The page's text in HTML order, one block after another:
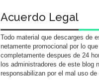
Acuerdo Legal
Todo material que descarges de
netamente promocional por lo
completamente despues de 24
los administradores de este blog
responsabilizan por el mal uso de